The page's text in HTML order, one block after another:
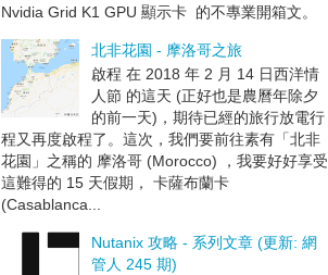
Nvidia Grid K1 GPU 顯示卡 的不專業開箱文。
北非花園 - 摩洛哥之旅
啟程 在 2018 年 2 月 14 日西洋情
人節 的這天 (正好也是農曆年除夕
的前一天)，期待已經的旅行放電行
程又再度啟程了。這次，我們要前往素有「北非
花園」之稱的 摩洛哥 (Morocco) ，我要好好享受
這難得的 15 天假期， 卡薩布蘭卡
(Casablanca...
Nutanix 攻略 - 系列文章 (更新: 網
管人 245 期)